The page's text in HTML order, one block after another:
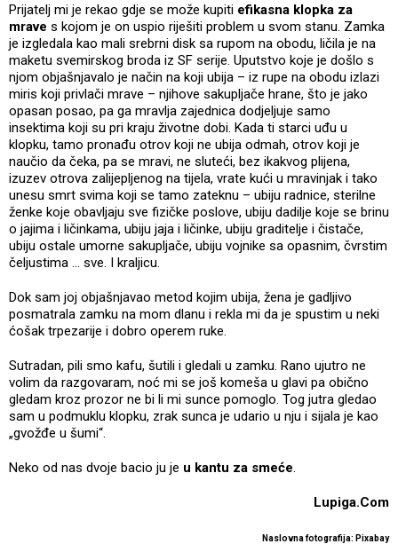
Prijatelj mi je rekao gdje se može kupiti efikasna klopka za
mrave s kojom je on uspio riješiti problem u svom stanu. Zamka
je izgledala kao mali srebrni disk sa rupom na obodu, ličila je na
maketu svemirskog broda iz SF serije. Uputstvo koje je došlo s
njom objašnjavalo je način na koji ubija – iz rupe na obodu izlazi
miris koji privlači mrave – njihove sakupljače hrane, što je jako
opasan posao, pa ga mravlja zajednica dodjeljuje samo
insektima koji su pri kraju životne dobi. Kada ti starci uđu u
klopku, tamo pronađu otrov koji ne ubija odmah, otrov koji je
naučio da čeka, pa se mravi, ne sluteći, bez ikakvog plijena,
izuzev otrova zalijepljenog na tijela, vrate kući u mravinjak i tako
unesu smrt svima koji se tamo zateknu – ubiju radnice, sterilne
ženke koje obavljaju sve fizičke poslove, ubiju dadilje koje se brinu
o jajima i ličinkama, ubiju jaja i ličinke, ubiju graditelje i čistače,
ubiju ostale umorne sakupljače, ubiju vojnike sa opasnim, čvrstim
čeljustima ... sve. I kraljicu.
Dok sam joj objašnjavao metod kojim ubija, žena je gadljivo
posmatrala zamku na mom dlanu i rekla mi da je spustim u neki
ćošak trpezarije i dobro operem ruke.
Sutradan, pili smo kafu, šutili i gledali u zamku. Rano ujutro ne
volim da razgovaram, noć mi se još komeša u glavi pa obično
gledam kroz prozor ne bi li mi sunce pomoglo. Tog jutra gledao
sam u podmuklu klopku, zrak sunca je udario u nju i sijala je kao
„gvožđe u šumi“.
Neko od nas dvoje bacio ju je u kantu za smeće.
Lupiga.Com
Naslovna fotografija: Pixabay